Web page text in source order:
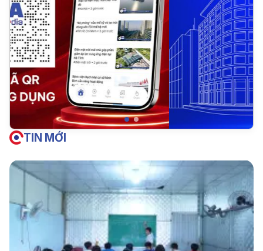
TIN MỚI